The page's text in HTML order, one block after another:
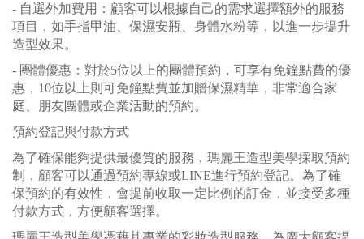
- 自選外加費用：顧客可以根據自己的需求選擇額外的服務
項目，如手指甲油、保濕安瓶、身體水粉等，以進一步提升
造型效果。
- 團體優惠：對於5位以上的團體預約，可享有免鐘點費的優
惠，10位以上則可免鐘點費並加贈保濕精華，非常適合家
庭、朋友團體或企業活動的預約。
預約登記與付款方式
為了確保能夠提供最優質的服務，瑪麗王造型美學採取預約
制，顧客可以通過預約專線或LINE進行預約登記。為了確
保預約的有效性，會提前收取一定比例的訂金，並接受多種
付款方式，方便顧客選擇。